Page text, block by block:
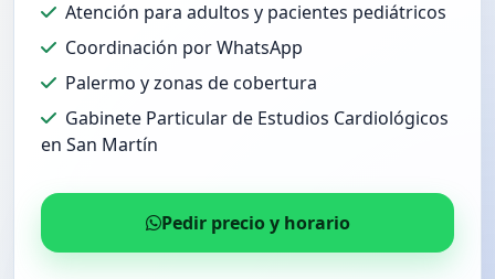
Atención para adultos y pacientes pediátricos
Coordinación por WhatsApp
Palermo y zonas de cobertura
Gabinete Particular de Estudios Cardiológicos
en San Martín
Pedir precio y horario